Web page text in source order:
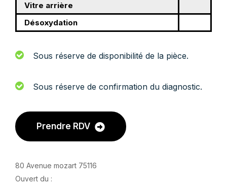
Vitre arrière
Désoxydation
Sous réserve de disponibilité de la pièce.
Sous réserve de confirmation du diagnostic.
Prendre RDV
80 Avenue mozart 75116
Ouvert du :